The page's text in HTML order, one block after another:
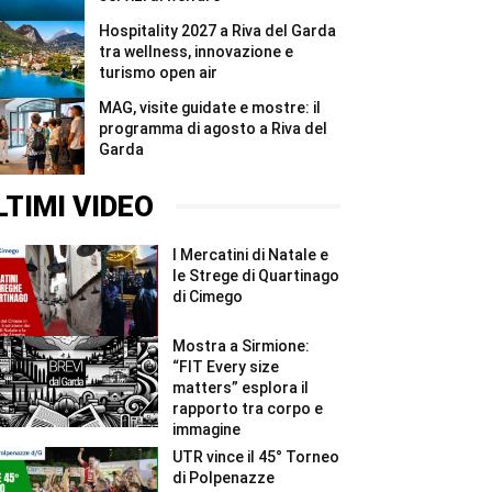
Hospitality 2027 a Riva del Garda
tra wellness, innovazione e
turismo open air
MAG, visite guidate e mostre: il
programma di agosto a Riva del
Garda
VIDEO
I Mercatini di Natale e
le Strege di Quartinago
di Cimego
Mostra a Sirmione:
“FIT Every size
matters” esplora il
rapporto tra corpo e
immagine
UTR vince il 45° Torneo
di Polpenazze